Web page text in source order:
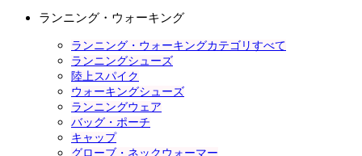
ランニング・ウォーキング
ランニング・ウォーキングカテゴリすべて
ランニングシューズ
陸上スパイク
ウォーキングシューズ
ランニングウェア
バッグ・ポーチ
キャップ
グローブ・ネックウォーマー